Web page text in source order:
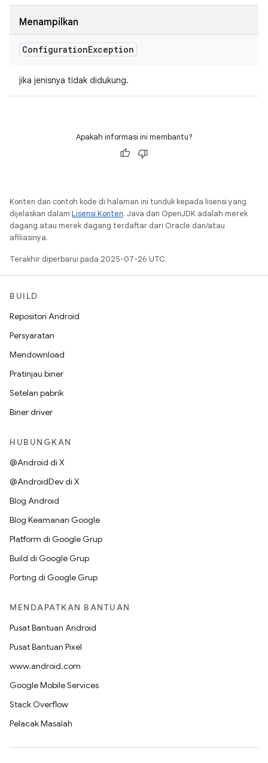
Menampilkan
ConfigurationException
jika jenisnya tidak didukung.
Apakah informasi ini membantu?
Konten dan contoh kode di halaman ini tunduk kepada lisensi yang
dijelaskan dalam Lisensi Konten. Java dan OpenJDK adalah merek
dagang atau merek dagang terdaftar dari Oracle dan/atau
afiliasinya.
Terakhir diperbarui pada 2025-07-26 UTC.
BUILD
Repositori Android
Persyaratan
Mendownload
Pratinjau biner
Setelan pabrik
Biner driver
HUBUNGKAN
@Android di X
@AndroidDev di X
Blog Android
Blog Keamanan Google
Platform di Google Grup
Build di Google Grup
Porting di Google Grup
MENDAPATKAN BANTUAN
Pusat Bantuan Android
Pusat Bantuan Pixel
www.android.com
Google Mobile Services
Stack Overflow
Pelacak Masalah